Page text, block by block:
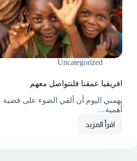
Uncategorized
افريقيا عمقنا فلنتواصل معهم
يهمني اليوم أن ألقي الضوء على
أهمية…
اقرأ المزيد